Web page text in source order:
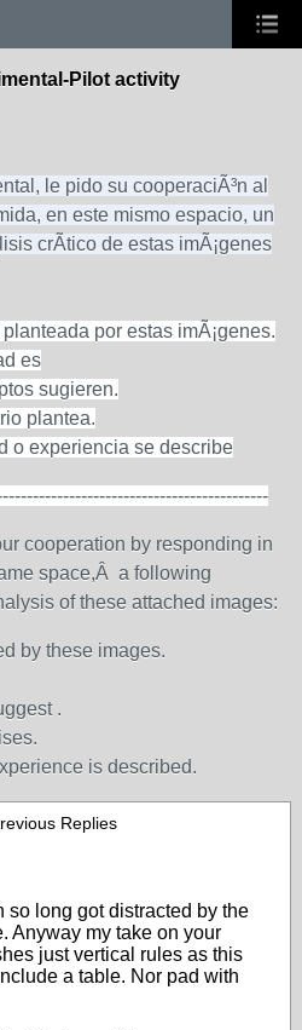
Pilot activity
le pido su cooperaciÃ³n al
en este mismo espacio, un
crÃ­tico de estas imÃ¡genes
por estas imÃ¡genes.
es
sugieren.
plantea.
o experiencia se describe
cooperation by responding in
space,Â a following
of these attached images:
by these images.
.
is described.
Replies
so long got distracted by the
Anyway my take on your
just vertical rules as this
a table. Nor pad with